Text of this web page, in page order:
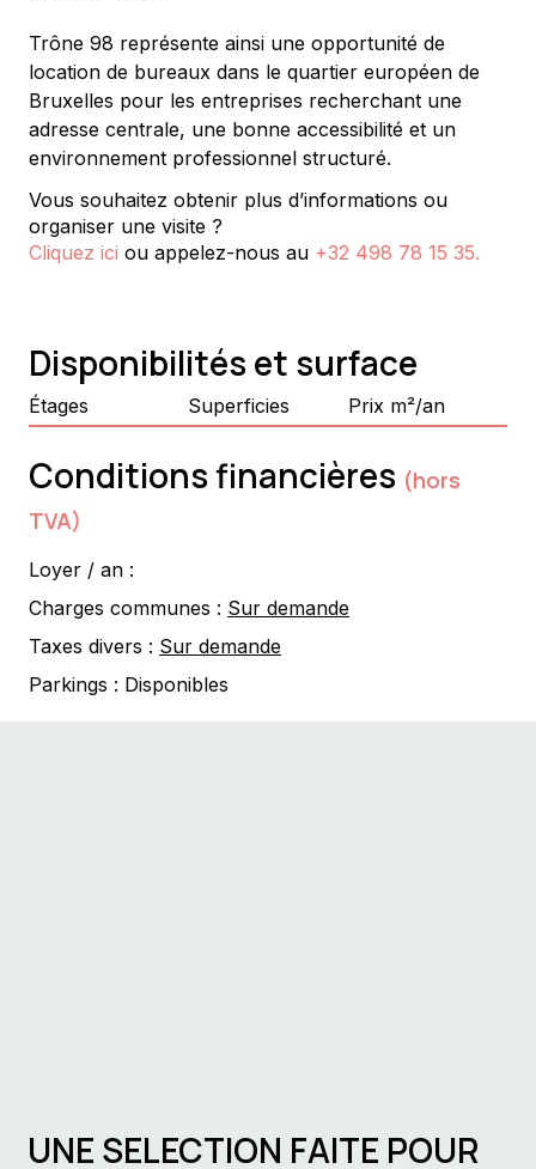
Trône 98 représente ainsi une opportunité de
location de bureaux dans le quartier européen de
Bruxelles pour les entreprises recherchant une
adresse centrale, une bonne accessibilité et un
environnement professionnel structuré.
Vous souhaitez obtenir plus d’informations ou
organiser une visite ?
Cliquez ici ou appelez-nous au +32 498 78 15 35.
Disponibilités et surface
Étages Superficies Prix m²/an
Conditions financières (hors
TVA)
Loyer / an :
Charges communes : Sur demande
Taxes divers : Sur demande
Parkings : Disponibles
UNE SELECTION FAITE POUR